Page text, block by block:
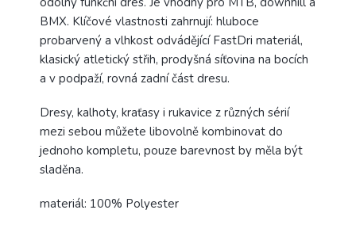
BMX. Klíčové vlastnosti zahrnují: hluboce
probarvený a vlhkost odvádějící FastDri materiál,
klasický atletický střih, prodyšná síťovina na bocích
a v podpaží, rovná zadní část dresu.
Dresy, kalhoty, kraťasy i rukavice z různých sérií
mezi sebou můžete libovolně kombinovat do
jednoho kompletu, pouze barevnost by měla být
sladěna.
materiál: 100% Polyester